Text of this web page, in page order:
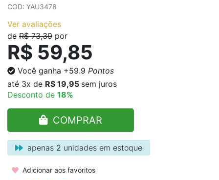
COD: YAU3478
Ver avaliações
de R$ 73,39 por
R$ 59,85
Você ganha +59.9 Pontos
até 3x de R$ 19,95 sem juros
Desconto de 18%
COMPRAR
apenas 2 unidades em estoque
Adicionar aos favoritos